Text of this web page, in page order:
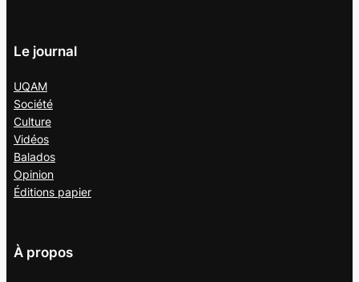
Le journal
UQAM
Société
Culture
Vidéos
Balados
Opinion
Éditions papier
À propos